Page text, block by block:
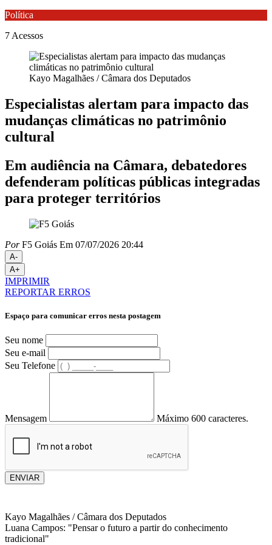
Política
7 Acessos
Kayo Magalhães / Câmara dos Deputados
Especialistas alertam para impacto das
mudanças climáticas no patrimônio
cultural
Em audiência na Câmara, debatedores
defenderam políticas públicas integradas
para proteger territórios
PorF5 Goiás Em 07/07/2026 20:44
A-
A+
IMPRIMIR
REPORTAR ERROS
Espaço para comunicar erros nesta postagem
Seu nome
Seu e-mail
Seu Telefone
Mensagem Máximo 600 caracteres.
ENVIAR
Kayo Magalhães / Câmara dos Deputados
Luana Campos: "Pensar o futuro a partir do conhecimento
tradicional"